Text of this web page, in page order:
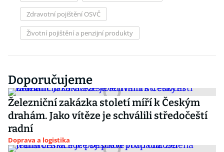
Zdravotní pojištění OSVČ
Životní pojištění a penzijní produkty
Doporučujeme
Železniční zakázka století míří k Českým
drahám. Jako vítěze je schválili středočeští
radní
Doprava a logistika